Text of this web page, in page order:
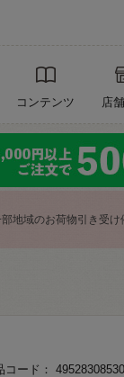
コンテンツ 店
地域のお荷物引き受
コード：